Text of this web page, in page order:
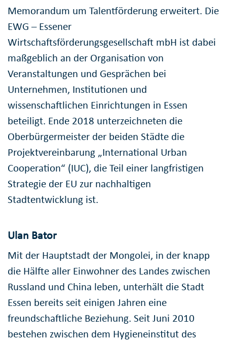
Memorandum um Talentförderung erweitert. Die
EWG – Essener
Wirtschaftsförderungsgesellschaft mbH ist dabei
maßgeblich an der Organisation von
Veranstaltungen und Gesprächen bei
Unternehmen, Institutionen und
wissenschaftlichen Einrichtungen in Essen
beteiligt. Ende 2018 unterzeichneten die
Oberbürgermeister der beiden Städte die
Projektvereinbarung „International Urban
Cooperation“ (IUC), die Teil einer langfristigen
Strategie der EU zur nachhaltigen
Stadtentwicklung ist.
Ulan Bator
Mit der Hauptstadt der Mongolei, in der knapp
die Hälfte aller Einwohner des Landes zwischen
Russland und China leben, unterhält die Stadt
Essen bereits seit einigen Jahren eine
freundschaftliche Beziehung. Seit Juni 2010
bestehen zwischen dem Hygieneinstitut des